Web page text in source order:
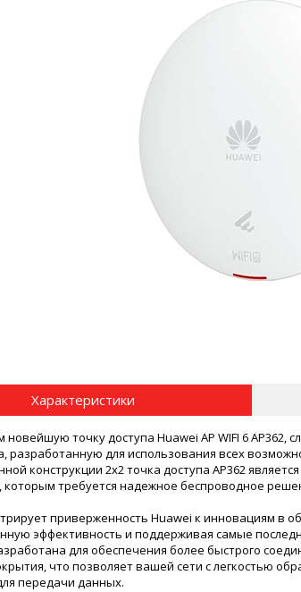
Характеристики
новейшую точку доступа Huawei AP WIFI 6
разработанную для использования всех
конструкции 2x2 точка доступа AP362
которым требуется надежное беспроводное
приверженность Huawei к инновациям в
эффективность и поддерживая самые
для обеспечения более быстрого
что позволяет вашей сети с легкостью
передачи данных.